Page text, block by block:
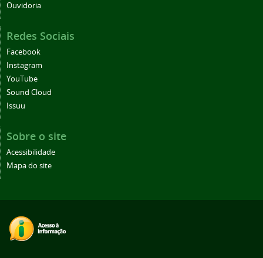
Ouvidoria
Redes Sociais
Facebook
Instagram
YouTube
Sound Cloud
Issuu
Sobre o site
Acessibilidade
Mapa do site